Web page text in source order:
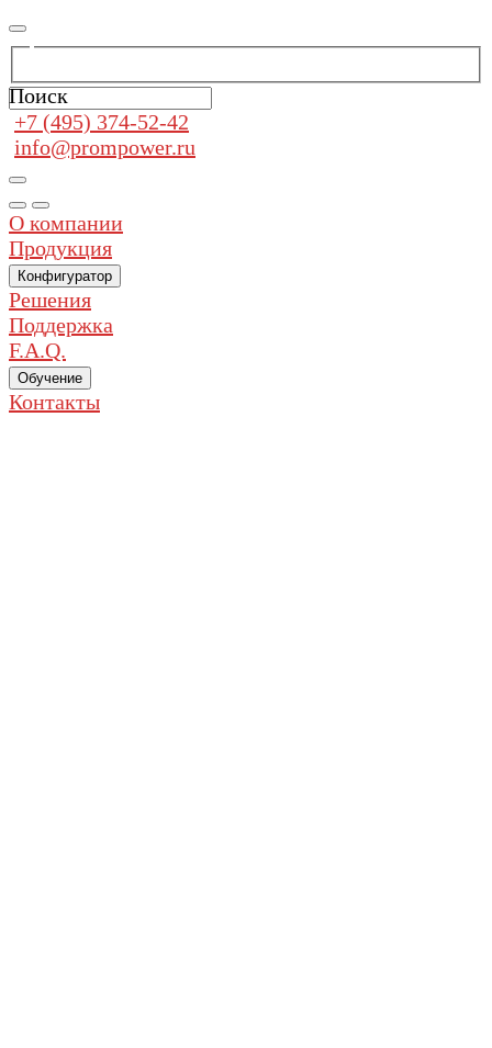
Поиск
+7 (495) 374-52-42
info@prompower.ru
О компании
Продукция
Конфигуратор
Решения
Поддержка
F.A.Q.
Обучение
Контакты